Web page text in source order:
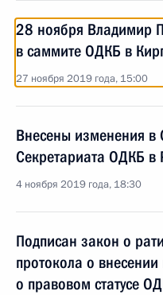
28 ноября Владимир
в саммите ОДКБ в
27 ноября 2019 года, 15:00
Внесены изменения
Секретариата ОДКБ в
4 ноября 2019 года, 18:30
Подписан закон о
протокола о
о правовом статусе